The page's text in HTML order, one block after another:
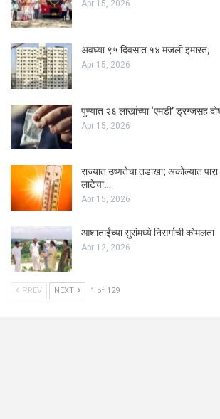
Apr 15, 2026
अवघ्या ९५ दिवसांत १४ मजली इमारत;
Apr 15, 2026
पुण्यात २६ लाखांच्या ‘एमडी’ ड्रग्जसह
Apr 15, 2026
राज्यात उष्णतेचा तडाखा; अकोल्यात
लाटेचा…
Apr 15, 2026
आशाताईंच्या सुरांमध्ये निसर्गाची कोमलता
Apr 12, 2026
PREV NEXT 1 of 129